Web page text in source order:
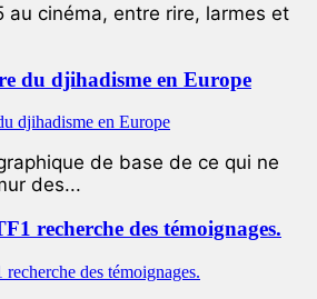
cinéma, entre rire, larmes et
du djihadisme en Europe
de base de ce qui ne
des...
recherche des témoignages.